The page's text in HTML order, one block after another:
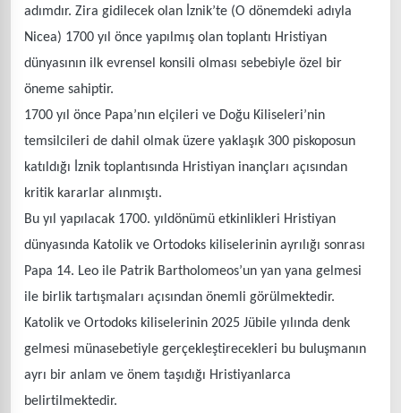
adımdır. Zira gidilecek olan İznik’te (O dönemdeki adıyla
Nicea) 1700 yıl önce yapılmış olan toplantı Hristiyan
dünyasının ilk evrensel konsili olması sebebiyle özel bir
öneme sahiptir.
1700 yıl önce Papa’nın elçileri ve Doğu Kiliseleri’nin
temsilcileri de dahil olmak üzere yaklaşık 300 piskoposun
katıldığı İznik toplantısında Hristiyan inançları açısından
kritik kararlar alınmıştı.
Bu yıl yapılacak 1700. yıldönümü etkinlikleri Hristiyan
dünyasında Katolik ve Ortodoks kiliselerinin ayrılığı sonrası
Papa 14. Leo ile Patrik Bartholomeos’un yan yana gelmesi
ile birlik tartışmaları açısından önemli görülmektedir.
Katolik ve Ortodoks kiliselerinin 2025 Jübile yılında denk
gelmesi münasebetiyle gerçekleştirecekleri bu buluşmanın
ayrı bir anlam ve önem taşıdığı Hristiyanlarca
belirtilmektedir.